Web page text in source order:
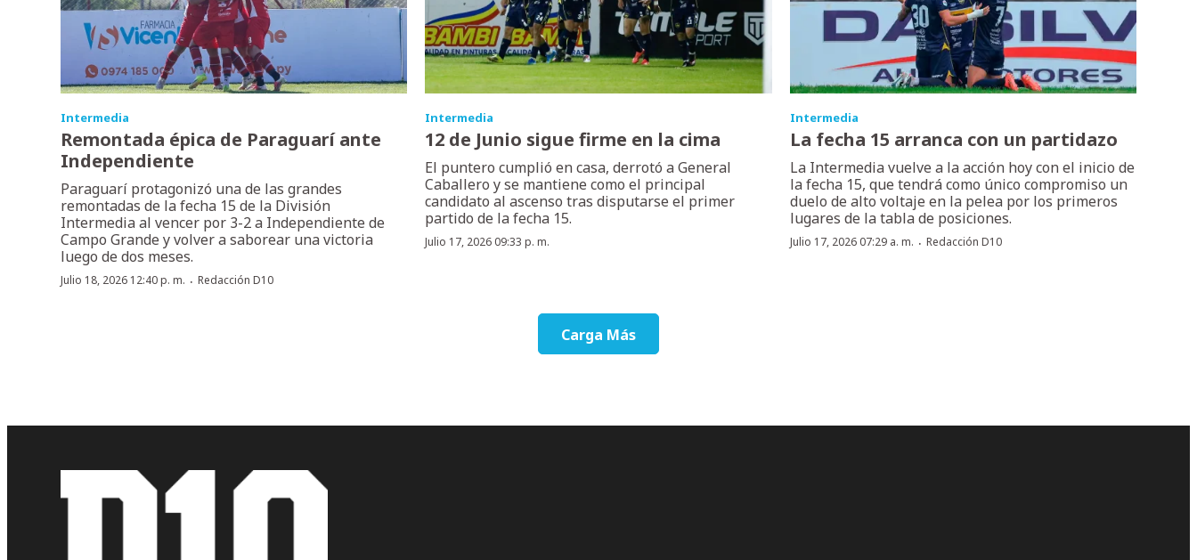
Intermedia
Remontada épica de Paraguarí ante
Independiente
Paraguarí protagonizó una de las grandes
remontadas de la fecha 15 de la División
Intermedia al vencer por 3-2 a Independiente de
Campo Grande y volver a saborear una victoria
luego de dos meses.
Julio 18, 2026 12:40 p. m. · Redacción D10
Intermedia
12 de Junio sigue firme en la cima
El puntero cumplió en casa, derrotó a General
Caballero y se mantiene como el principal
candidato al ascenso tras disputarse el primer
partido de la fecha 15.
Julio 17, 2026 09:33 p. m.
Intermedia
La fecha 15 arranca con un partidazo
La Intermedia vuelve a la acción hoy con el inicio de
la fecha 15, que tendrá como único compromiso un
duelo de alto voltaje en la pelea por los primeros
lugares de la tabla de posiciones.
Julio 17, 2026 07:29 a. m. · Redacción D10
Carga Más